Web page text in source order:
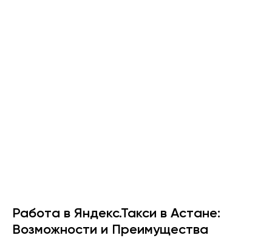
Работа в Яндекс.Такси в Астане:
Возможности и Преимущества